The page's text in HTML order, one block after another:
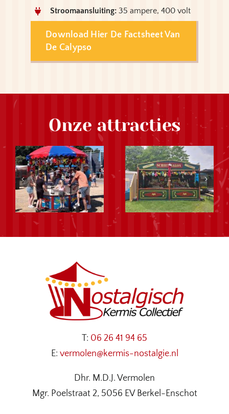
Stroomaansluiting: 35 ampere, 400 volt
Download Hier De Factsheet Van
De Calypso
Onze attracties
T: 06 26 41 94 65
E: vermolen@kermis-nostalgie.nl
Dhr. M.D.J. Vermolen
Mgr. Poelstraat 2, 5056 EV Berkel-Enschot